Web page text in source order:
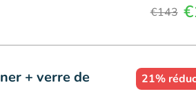
€143
+ verre de
21%